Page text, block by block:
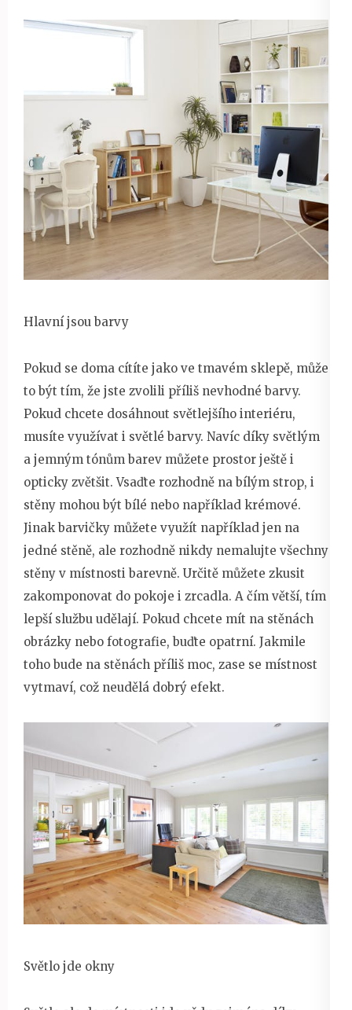
Hlavní jsou barvy
Pokud se doma cítíte jako ve tmavém sklepě, může
to být tím, že jste zvolili příliš nevhodné barvy.
Pokud chcete dosáhnout světlejšího interiéru,
musíte využívat i světlé barvy. Navíc díky světlým
a jemným tónům barev můžete prostor ještě i
opticky zvětšit. Vsaďte rozhodně na bílým strop, i
stěny mohou být bílé nebo například krémové.
Jinak barvičky můžete využít například jen na
jedné stěně, ale rozhodně nikdy nemalujte všechny
stěny v místnosti barevně. Určitě můžete zkusit
zakomponovat do pokoje i zrcadla. A čím větší, tím
lepší službu udělají. Pokud chcete mít na stěnách
obrázky nebo fotografie, buďte opatrní. Jakmile
toho bude na stěnách příliš moc, zase se místnost
vytmaví, což neudělá dobrý efekt.
Světlo jde okny